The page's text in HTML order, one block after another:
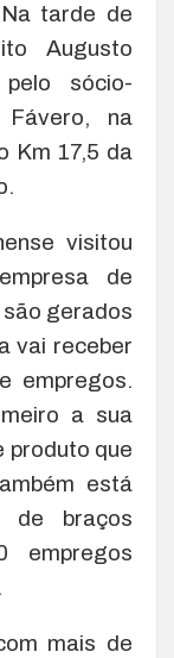
tarde de
Augusto
sócio-
na
Km 17,5 da
visitou
de
gerados
vai receber
empregos.
a sua
produto que
está
de braços
empregos
mais de